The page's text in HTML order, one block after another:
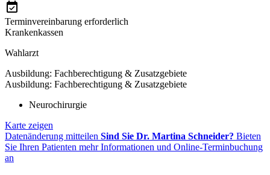
Terminvereinbarung erforderlich
Krankenkassen
Wahlarzt
Ausbildung: Fachberechtigung & Zusatzgebiete
Ausbildung: Fachberechtigung & Zusatzgebiete
Neurochirurgie
Karte zeigen
Datenänderung mitteilen Sind Sie Dr. Martina Schneider? Bieten
Sie Ihren Patienten mehr Informationen und Online-Terminbuchung
an